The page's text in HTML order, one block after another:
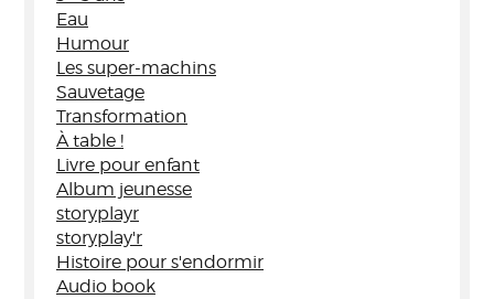
Eau
Humour
Les super-machins
Sauvetage
Transformation
À table !
Livre pour enfant
Album jeunesse
storyplayr
storyplay'r
Histoire pour s'endormir
Audio book